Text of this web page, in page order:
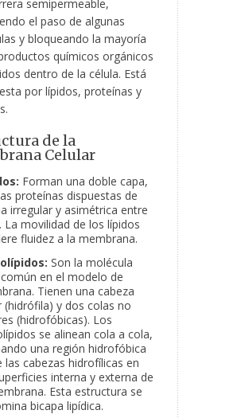
semipermeable,
el paso de algunas
y bloqueando la mayoría
químicos orgánicos
dentro de la célula. Está
por lípidos, proteínas y
de la
Celular
Forman una doble capa,
proteínas dispuestas de
irregular y asimétrica entre
La movilidad de los lípidos
fluidez a la membrana.
Son la molécula
en el modelo de
Tienen una cabeza
(hidrófila) y dos colas no
(hidrofóbicas). Los
se alinean cola a cola,
una región hidrofóbica
las cabezas hidrofílicas en
interna y externa de
Esta estructura se
bicapa lipídica.